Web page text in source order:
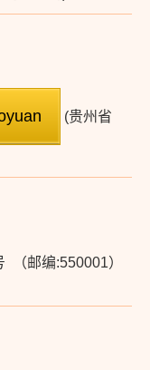
(贵州省
（邮编:550001）